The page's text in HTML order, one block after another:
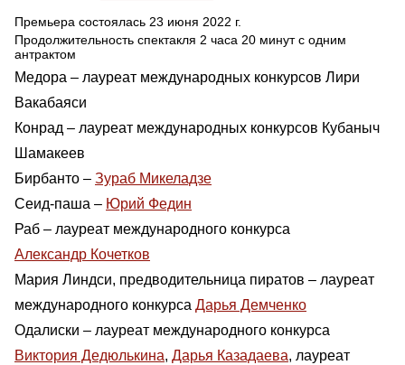
Премьера состоялась 23 июня 2022 г.
Продолжительность спектакля 2 часа 20 минут с одним
антрактом
Медора – лауреат международных конкурсов Лири
Вакабаяси
Конрад – лауреат международных конкурсов Кубаныч
Шамакеев
Бирбанто – Зураб Микеладзе
Сеид-паша – Юрий Федин
Раб – лауреат международного конкурса
Александр Кочетков
Мария Линдси, предводительница пиратов – лауреат
международного конкурса Дарья Демченко
Одалиски – лауреат международного конкурса
Виктория Дедюлькина, Дарья Казадаева, лауреат